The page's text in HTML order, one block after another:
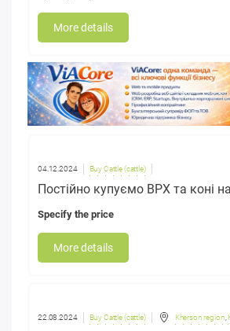
More details
04.12.2024 Buy Cattle (cattle)
Постійно купуємо ВРХ та коні
Specify the price
More details
22.08.2024 Buy Cattle (cattle) Kherson region,